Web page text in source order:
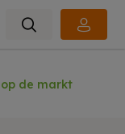
de markt